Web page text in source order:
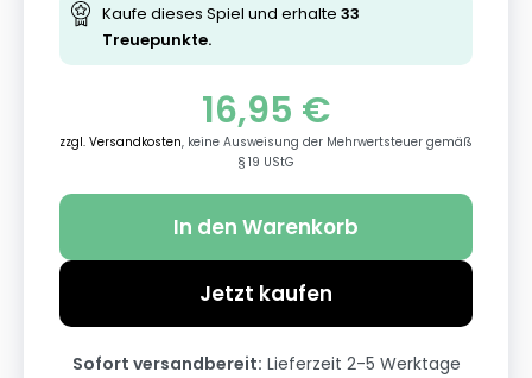
Kaufe dieses Spiel und erhalte 33
Treuepunkte.
16,95 €
zzgl. Versandkosten, keine Ausweisung der Mehrwertsteuer gemäß
§ 19 UStG
In den Warenkorb
Jetzt kaufen
Sofort versandbereit: Lieferzeit 2-5 Werktage